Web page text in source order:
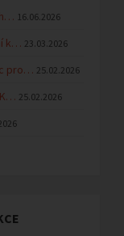
16.06.2026
k… 23.03.2026
pro… 25.02.2026
K… 25.02.2026